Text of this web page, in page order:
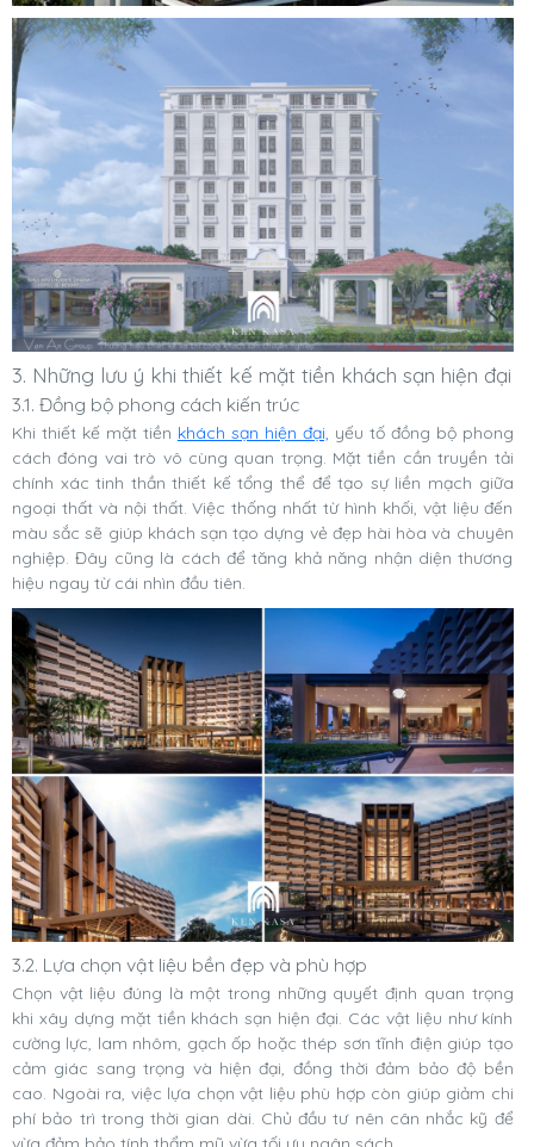
3. Những lưu ý khi thiết kế mặt tiền khách sạn hiện đại
3.1. Đồng bộ phong cách kiến trúc
Khi thiết kế mặt tiền khách sạn hiện đại, yếu tố đồng bộ phong
cách đóng vai trò vô cùng quan trọng. Mặt tiền cần truyền tải
chính xác tinh thần thiết kế tổng thể để tạo sự liền mạch giữa
ngoại thất và nội thất. Việc thống nhất từ hình khối, vật liệu đến
màu sắc sẽ giúp khách sạn tạo dựng vẻ đẹp hài hòa và chuyên
nghiệp. Đây cũng là cách để tăng khả năng nhận diện thương
hiệu ngay từ cái nhìn đầu tiên.
3.2. Lựa chọn vật liệu bền đẹp và phù hợp
Chọn vật liệu đúng là một trong những quyết định quan trọng
khi xây dựng mặt tiền khách sạn hiện đại. Các vật liệu như kính
cường lực, lam nhôm, gạch ốp hoặc thép sơn tĩnh điện giúp tạo
cảm giác sang trọng và hiện đại, đồng thời đảm bảo độ bền
cao. Ngoài ra, việc lựa chọn vật liệu phù hợp còn giúp giảm chi
phí bảo trì trong thời gian dài. Chủ đầu tư nên cân nhắc kỹ để